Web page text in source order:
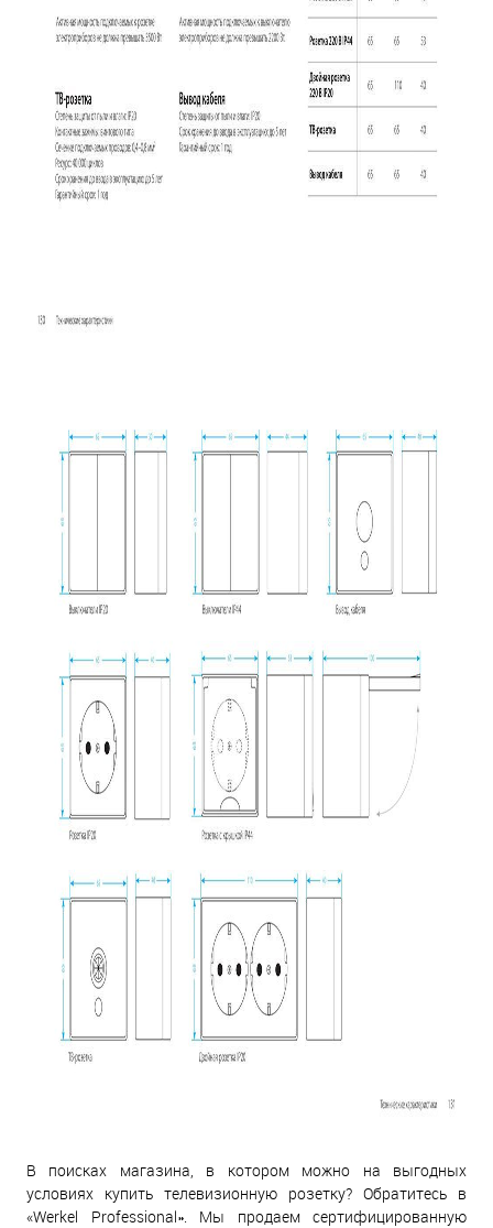
В поисках магазина, в котором можно на выгодных
условиях купить телевизионную розетку? Обратитесь в
«Werkel Professional». Мы продаем сертифицированную